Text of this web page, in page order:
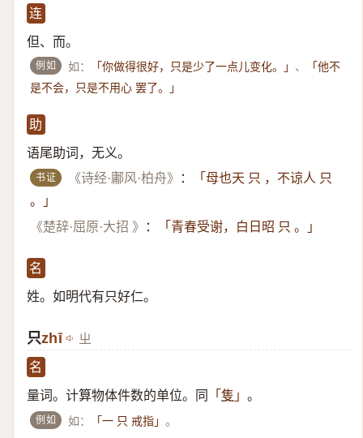
连
但、而。
例如 如： 「你做得很好，只是少了一点儿变化。」 、
「他不
是不会，只是不用心 罢了。」
助
语尾助词，无义。
书证 《诗经·鄘风·柏舟》 ：
「母也天 只 ，不谅人 只
。」
《楚辞·屈原·大招 》
： 「青春受谢，白日昭 只 。」
名
姓。如明代有只好仁。
只zhī ㄓ
名
量词。计算物体件数的单位。同 「 隻 」 。
例如 如： 「一 只 戒指」。